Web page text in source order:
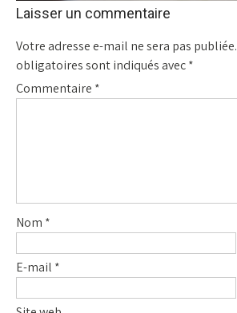
Laisser un commentaire
Votre adresse e-mail ne sera pas publiée.
obligatoires sont indiqués avec*
Commentaire *
Nom *
E-mail *